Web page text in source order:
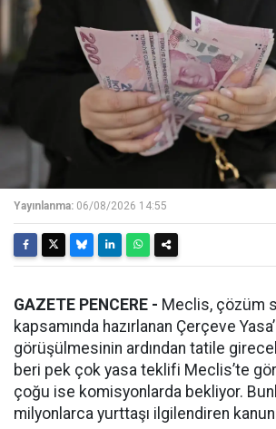
Yayınlanma: 06/08/2026 14:55
GAZETE PENCERE - Meclis, çözüm
kapsamında hazırlanan Çerçeve
görüşülmesinin ardından tatile
beri pek çok yasa teklifi Meclis’te
çoğu ise komisyonlarda bekliyor.
milyonlarca yurttaşı ilgilendiren